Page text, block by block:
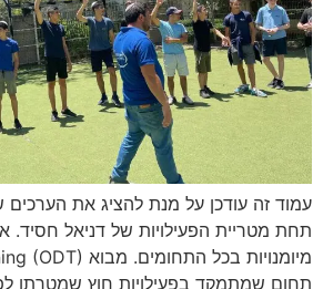
עמוד זה עודכן על מנת להציג את הערכים
תחת מטריית הפעילויות של דניאל חסיד.
תחום שמתמקד בפעילויות חוץ שמטרתן